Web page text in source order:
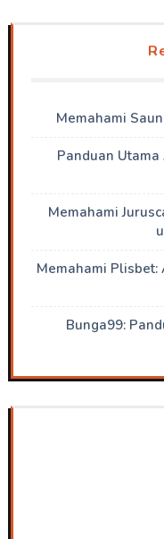
Memahami
Panduan
Memahami
Memahami
Bunga99: